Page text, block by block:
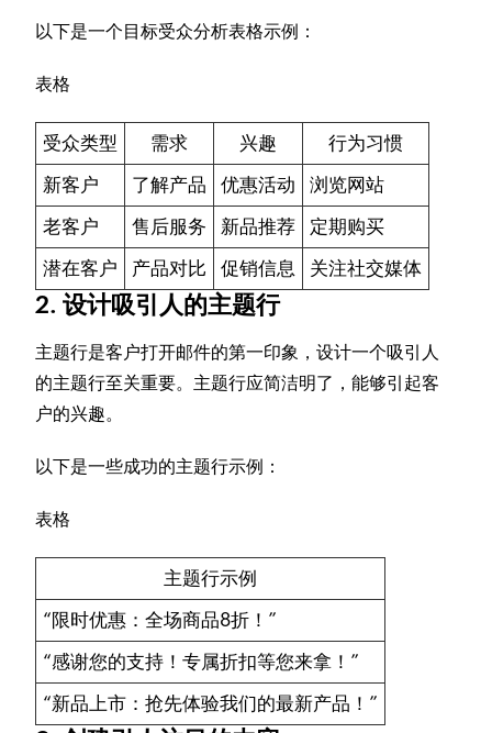
以下是一个目标受众分析表格示例：
表格
受众类型 需求 兴趣
行为习惯
新客户
了解产品 优惠活动
浏览网站
老客户
售后服务 新品推荐
定期购买
潜在客户
产品对比 促销信息 关注社交媒体
2. 设计吸引人的主题行
主题行是客户打开邮件的第一印象，设计一个吸引人
的主题行至关重要。主题行应简洁明了，能够引起客
户的兴趣。
以下是一些成功的主题行示例：
表格
主题行示例
“限时优惠：全场商品8折！”
“感谢您的支持！专属折扣等您来拿！”
“新品上市：抢先体验我们的最新产品！”